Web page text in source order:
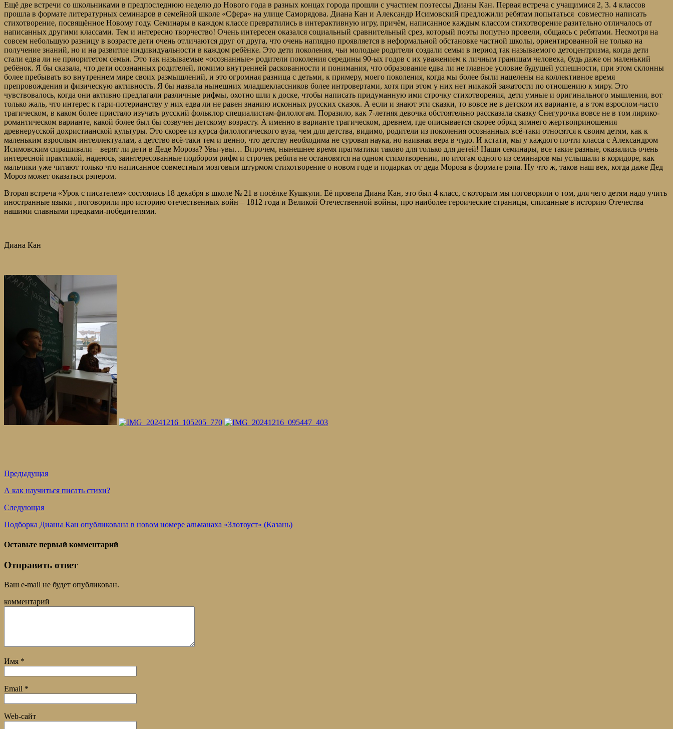
Ещё две встречи со школьниками в предпоследнюю неделю до Нового года в разных концах города прошли с участием поэтессы Дианы Кан. Первая встреча с учащимися 2, 3. 4 классов
прошла в формате литературных семинаров в семейной школе «Сфера» на улице Саморядова. Диана Кан и Александр Исимовский предложили ребятам попытаться совместно написать
стихотворение, посвящённое Новому году. Семинары в каждом классе превратились в интерактивную игру, причём, написанное каждым классом стихотворение разительно отличалось от
написанных другими классами. Тем и интересно творчество! Очень интересен оказался социальный сравнительный срез, который поэты попутно провели, общаясь с ребятами. Несмотря на
совсем небольшую разницу в возрасте дети очень отличаются друг от друга, что очень наглядно проявляется в неформальной обстановке частной школы, ориентированной не только на
получение знаний, но и на развитие индивидуальности в каждом ребёнке. Это дети поколения, чьи молодые родители создали семьи в период так называемого детоцентризма, когда дети
стали едва ли не приоритетом семьи. Это так называемые «осознанные» родители поколения середины 90-ых годов с их уважением к личным границам человека, будь даже он маленький
ребёнок. Я бы сказала, что дети осознанных родителей, помимо внутренней раскованности и понимания, что образование едва ли не главное условие будущей успешности, при этом склонны
более пребывать во внутреннем мире своих размышлений, и это огромная разница с детьми, к примеру, моего поколения, когда мы более были нацелены на коллективное время
препровождения и физическую активность. Я бы назвала нынешних младшеклассников более интровертами, хотя при этом у них нет никакой зажатости по отношению к миру. Это
чувствовалось, когда они активно предлагали различные рифмы, охотно шли к доске, чтобы написать придуманную ими строчку стихотворения, дети умные и оригинального мышления, вот
только жаль, что интерес к гари-потерианству у них едва ли не равен знанию исконных русских сказок. А если и знают эти сказки, то вовсе не в детском их варианте, а в том взрослом-часто
трагическом, в каком более пристало изучать русский фольклор специалистам-филологам. Поразило, как 7-летняя девочка обстоятельно рассказала сказку Снегурочка вовсе не в том лирико-
романтическом варианте, какой более был бы созвучен детскому возрасту. А именно в варианте трагическом, древнем, где описывается скорее обряд зимнего жертвоприношения
древнерусской дохристианской культуры. Это скорее из курса филологического вуза, чем для детства, видимо, родители из поколения осознанных всё-таки относятся к своим детям, как к
маленьким взрослым-интеллектуалам, а детство всё-таки тем и ценно, что детству необходима не суровая наука, но наивная вера в чудо. И кстати, мы у каждого почти класса с Александром
Исимовским спрашивали – верят ли дети в Деде Мороза? Увы-увы… Впрочем, нынешнее время прагматики таково для только для детей! Наши семинары, все такие разные, оказались очень
интересной практикой, надеюсь, заинтересованные подбором рифм и строчек ребята не остановятся на одном стихотворении, по итогам одного из семинаров мы услышали в коридоре, как
мальчики уже читают только что написанное совместным мозговым штурмом стихотворение о новом годе и подарках от деда Мороза в формате рэпа. Ну что ж, таков наш век, когда даже Дед
Мороз может оказаться рэпером.
Вторая встреча «Урок с писателем» состоялась 18 декабря в школе № 21 в посёлке Кушкули. Её провела Диана Кан, это был 4 класс, с которым мы поговорили о том, для чего детям надо учить
иностранные языки , поговорили про историю отечественных войн – 1812 года и Великой Отечественной войны, про наиболее героические страницы, списанные в историю Отечества
нашими славными предками-победителями.
Диана Кан
Предыдущая
А как научиться писать стихи?
Следующая
Подборка Дианы Кан опубликована в новом номере альманаха «Злотоуст» (Казань)
Оставьте первый комментарий
Отправить ответ
Ваш e-mail не будет опубликован.
комментарий
Имя *
Email *
Web-сайт